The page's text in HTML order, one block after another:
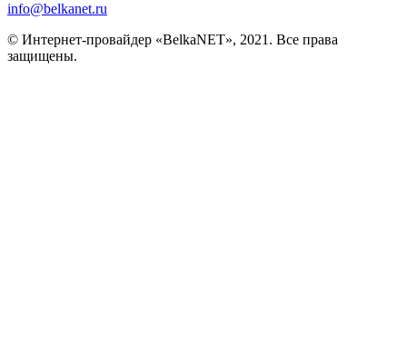
info@belkanet.ru
© Интернет-провайдер «BelkaNET», 2021. Все права
защищены.